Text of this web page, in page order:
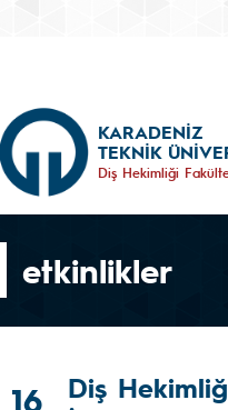
KARADENİZ
TEKNİK
Diş Hekimliği
etkinlikler
16
Diş